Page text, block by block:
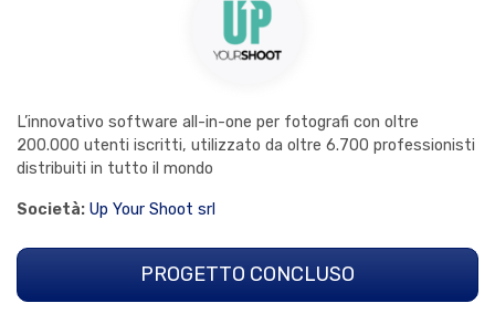
L’innovativo software all-in-one per fotografi con oltre
200.000 utenti iscritti, utilizzato da oltre 6.700 professionisti
distribuiti in tutto il mondo
Società: Up Your Shoot srl
PROGETTO CONCLUSO